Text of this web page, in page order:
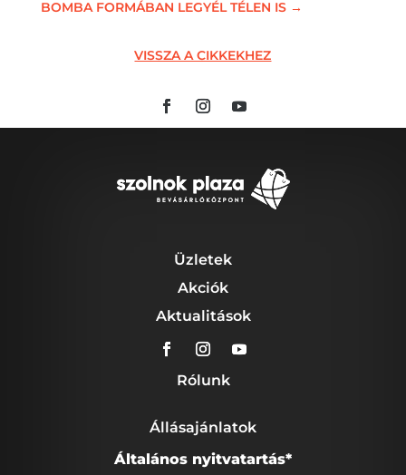
BOMBA FORMÁBAN LEGYÉL TÉLEN IS→
VISSZA A CIKKEKHEZ
Üzletek
Akciók
Aktualitások
Rólunk
Állásajánlatok
Általános nyitvatartás*